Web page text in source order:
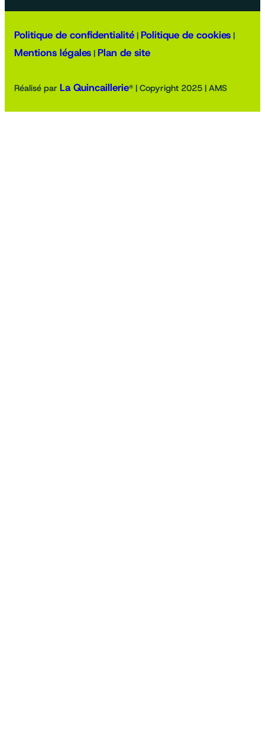
Politique de confidentialité | Politique de cookies |
Mentions légales | Plan de site
Réalisé par La Quincaillerie® | Copyright 2025 | AMS